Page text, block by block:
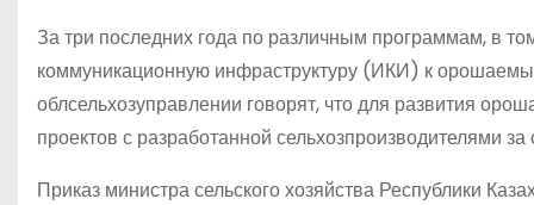
За три последних года по различным программам, в
коммуникационную инфраструктуру (ИКИ) к
облсельхозуправлении говорят, что для развития
проектов с разработанной сельхозпроизводителями
Приказ министра сельского хозяйства Республики